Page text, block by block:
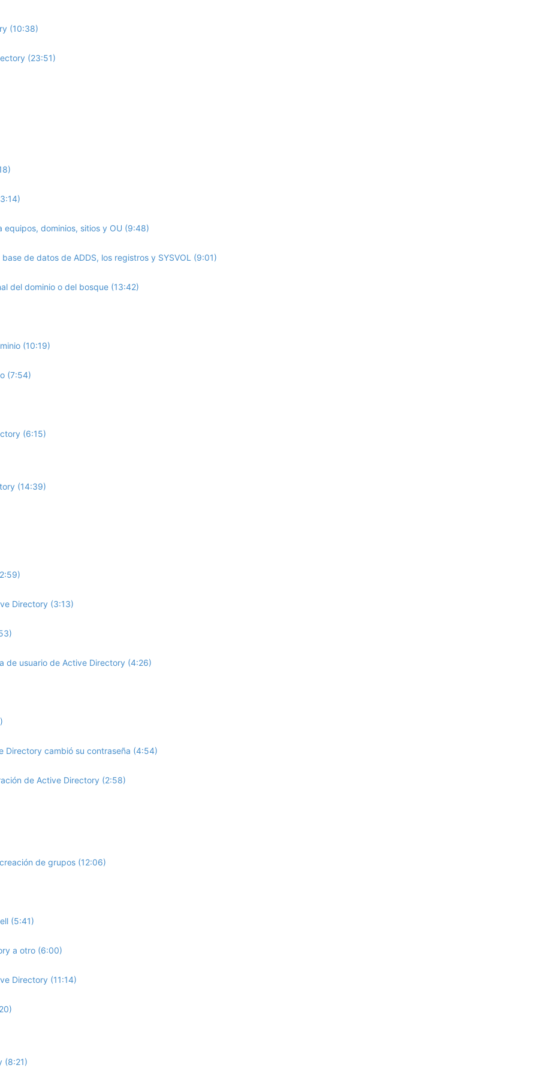
(10:38)
(23:51)
dominios, sitios y OU (9:48)
de datos de ADDS, los registros y SYSVOL (9:01)
del dominio o del bosque (13:42)
(10:19)
(7:54)
(6:15)
(14:39)
Directory (3:13)
de usuario de Active Directory (4:26)
Directory cambió su contraseña (4:54)
de Active Directory (2:58)
de grupos (12:06)
(5:41)
a otro (6:00)
Directory (11:14)
(8:21)